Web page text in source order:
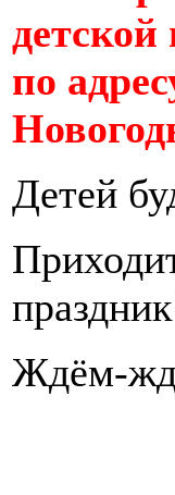
по
Детей
Ждём-